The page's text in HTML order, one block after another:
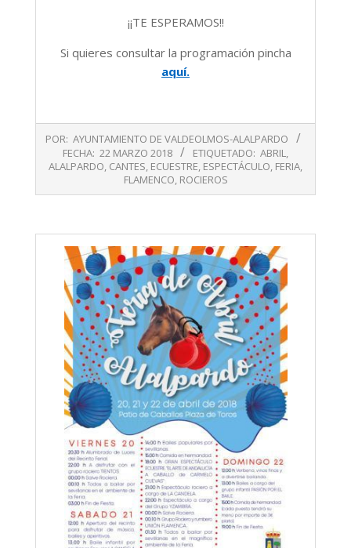
¡¡TE ESPERAMOS!!
Si quieres consultar la programación pincha
aquí.
03-
POR: AYUNTAMIENTO DE VALDEOLMOS-ALALPARDO
FECHA: 22 MARZO 2018 ETIQUETADO: ABRIL
ALALPARDO CANTES ECUESTRE ESPECTÁCULO FERIA
FLAMENCO ROCIEROS